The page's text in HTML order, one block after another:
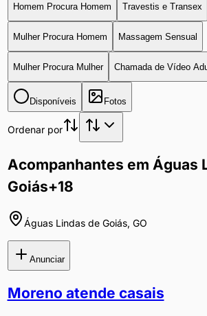
Homem Procura Homem Travestis e Transex
Mulher Procura Homem Massagem Sensual
Mulher Procura Mulher Chamada de Vídeo
Disponíveis Fotos
Ordenar por
Acompanhantes em Águas
Goiás+18
Águas Lindas de Goiás, GO
Anunciar
Moreno atende casais